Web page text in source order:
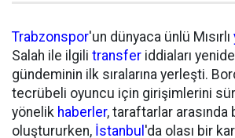
Trabzonspor'un dünyaca ünlü Mısırlı
Salah ile ilgili transfer iddiaları
gündeminin ilk sıralarına yerleşti.
tecrübeli oyuncu için girişimlerini
yönelik haberler, taraftarlar arasında
oluştururken, İstanbul 'da olası bir